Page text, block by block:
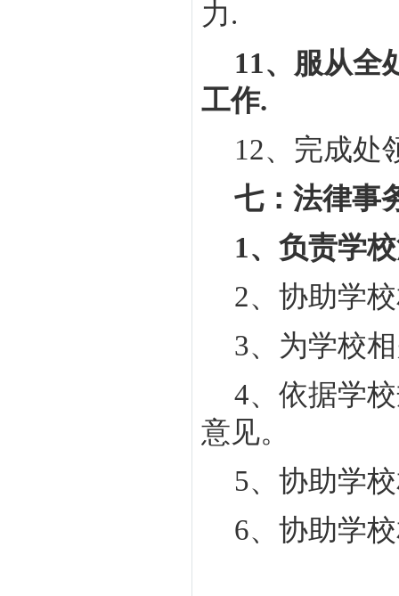
力.
11、服从全
工作.
12、完成处
七：法律事
1、负责学
2、协助学
3、为学校
4、依据学
意见。
5、协助学
6、协助学